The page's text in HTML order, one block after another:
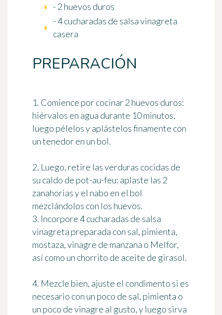
- 2 huevos duros
- 4 cucharadas de salsa vinagreta
casera
PREPARACIÓN
1. Comience por cocinar 2 huevos duros:
hiérvalos en agua durante 10 minutos,
luego pélelos y aplástelos finamente con
un tenedor en un bol.
2. Luego, retire las verduras cocidas de
su caldo de pot-au-feu: aplaste las 2
zanahorias y el nabo en el bol
mezclándolos con los huevos.
3. Incorpore 4 cucharadas de salsa
vinagreta preparada con sal, pimienta,
mostaza, vinagre de manzana o Melfor,
así como un chorrito de aceite de girasol.
4. Mezcle bien, ajuste el condimento si es
necesario con un poco de sal, pimienta o
un poco de vinagre al gusto, y luego sirva